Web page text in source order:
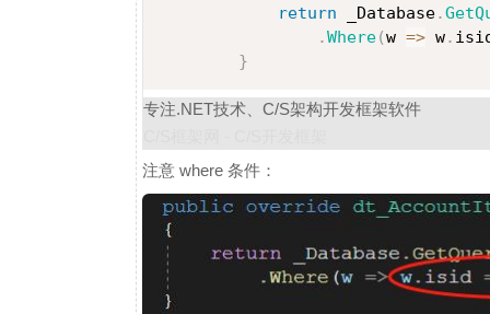
return _Database.
.Where(w => w.
}
专注.NET技术、C/S架构开发框架软件
注意 where 条件：